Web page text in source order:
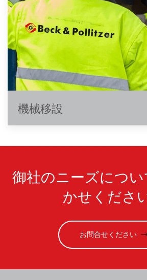
機械移設
御社のニーズにつ
かせください
お問合せください